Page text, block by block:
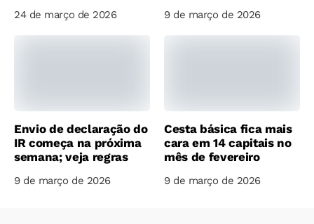
24 de março de 2026 9 de março de 2026
Envio de declaração do
IR começa na próxima
semana; veja regras
9 de março de 2026
Cesta básica fica mais
cara em 14 capitais no
mês de fevereiro
9 de março de 2026